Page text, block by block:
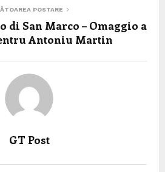
POSTARE
di San Marco – Omaggio a
Antoniu Martin
GT Post